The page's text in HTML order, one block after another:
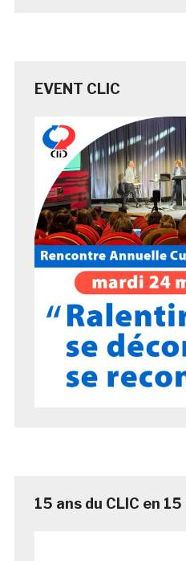
EVENT CLIC
15 ans du CLIC en